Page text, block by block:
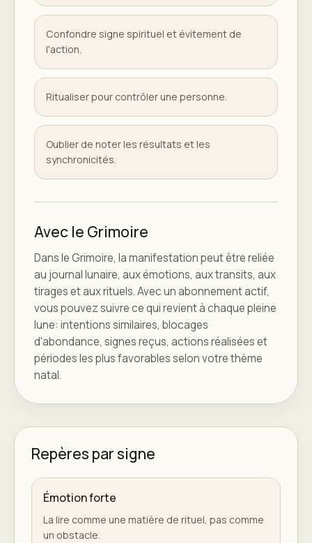
Confondre signe spirituel et évitement de
l'action.
Ritualiser pour contrôler une personne.
Oublier de noter les résultats et les
synchronicités.
Avec le Grimoire
Dans le Grimoire, la manifestation peut être reliée
au journal lunaire, aux émotions, aux transits, aux
tirages et aux rituels. Avec un abonnement actif,
vous pouvez suivre ce qui revient à chaque pleine
lune: intentions similaires, blocages
d'abondance, signes reçus, actions réalisées et
périodes les plus favorables selon votre thème
natal.
Repères par signe
Émotion forte
La lire comme une matière de rituel, pas comme
un obstacle.